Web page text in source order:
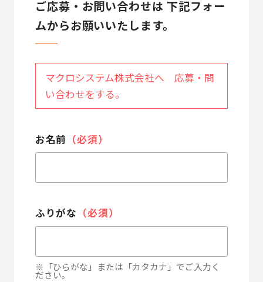
ご応募・お問い合わせは 下記フォー
ムからお願いいたします。
マクロシステム株式会社へ 応募・問
い合わせをする。
お名前 （必須）
ふりがな （必須）
※「ひらがな」または「カタカナ」でご入力く
ださい。